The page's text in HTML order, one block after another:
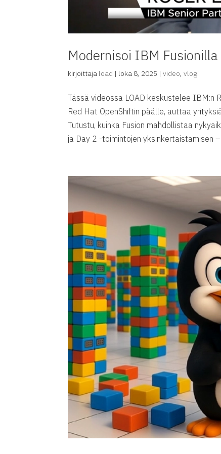
Modernisoi IBM
kirjoittaja load | loka 8, 2025 |video,vlogi
Tässä videossa LOAD keskustelee IBM:n
Red Hat OpenShiftin päälle, auttaa
Tutustu, kuinka Fusion mahdollistaa
ja Day 2 -toimintojen yksinkertaistamisen